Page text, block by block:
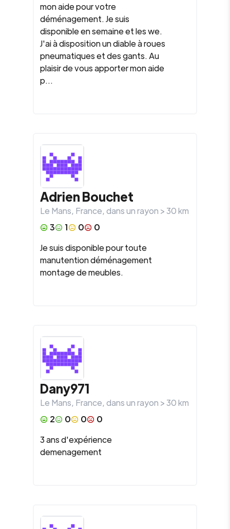
mon aide pour votre
déménagement. Je suis
disponible en semaine et les we.
J'ai à disposition un diable à roues
pneumatiques et des gants. Au
plaisir de vous apporter mon aide
p...
Adrien Bouchet
Le Mans, France, dans un rayon >30km
3
1 0
0
Je suis disponible pour toute
manutention déménagement
montage de meubles.
Dany971
Le Mans, France, dans un rayon >30km
2
0 0
0
3 ans d'expérience
demenagement